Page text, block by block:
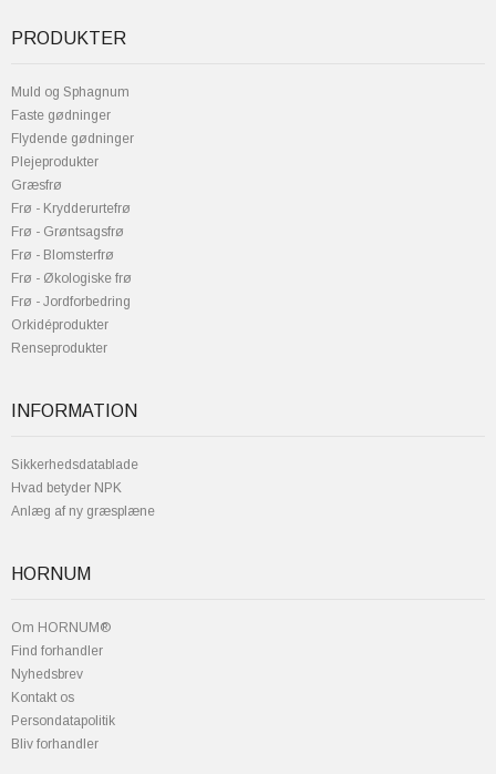
PRODUKTER
Muld og Sphagnum
Faste gødninger
Flydende gødninger
Plejeprodukter
Græsfrø
Frø - Krydderurtefrø
Frø - Grøntsagsfrø
Frø - Blomsterfrø
Frø - Økologiske frø
Frø - Jordforbedring
Orkidéprodukter
Renseprodukter
INFORMATION
Sikkerhedsdatablade
Hvad betyder NPK
Anlæg af ny græsplæne
HORNUM
Om HORNUM®
Find forhandler
Nyhedsbrev
Kontakt os
Persondatapolitik
Bliv forhandler